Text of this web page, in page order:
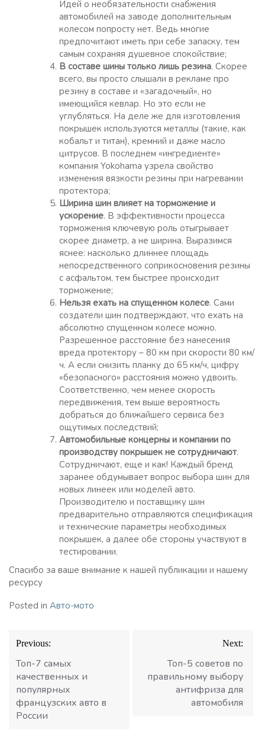
Идей о необязательности снабжения
автомобилей на заводе дополнительным
колесом попросту нет. Ведь многие
предпочитают иметь при себе запаску, тем
самым сохраняя душевное спокойствие;
В составе шины только лишь резина. Скорее
всего, вы просто слышали в рекламе про
резину в составе и «загадочный», но
имеющийся кевлар. Но это если не
углубляться. На деле же для изготовления
покрышек используются металлы (такие, как
кобальт и титан), кремний и даже масло
цитрусов. В последнем «ингредиенте»
компания Yokohama узрела свойство
изменения вязкости резины при нагревании
протектора;
Ширина шин влияет на торможение и
ускорение. В эффективности процесса
торможения ключевую роль отыгрывает
скорее диаметр, а не ширина. Выразимся
яснее: насколько длиннее площадь
непосредственного соприкосновения резины
с асфальтом, тем быстрее происходит
торможение;
Нельзя ехать на спущенном колесе. Сами
создатели шин подтверждают, что ехать на
абсолютно спущенном колесе можно.
Разрешенное расстояние без нанесения
вреда протектору – 80 км при скорости 80 км/
ч. А если снизить планку до 65 км/ч, цифру
«безопасного» расстояния можно удвоить.
Соответственно, чем менее скорость
передвижения, тем выше вероятность
добраться до ближайшего сервиса без
ощутимых последствий;
Автомобильные концерны и компании по
производству покрышек не сотрудничают.
Сотрудничают, еще и как! Каждый бренд
заранее обдумывает вопрос выбора шин для
новых линеек или моделей авто.
Производителю и поставщику шин
предварительно отправляются спецификация
и технические параметры необходимых
покрышек, а далее обе стороны участвуют в
тестировании.
Спасибо за ваше внимание к нашей публикации и нашему
ресурсу
Posted in Авто-мото
Навигация
по
записям
Previous:
Топ-7 самых
качественных и
популярных
французских авто в
России
Next:
Топ-5 советов по
правильному выбору
антифриза для
автомобиля